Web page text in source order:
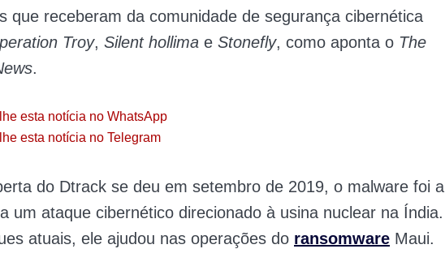
que receberam da comunidade de segurança cibernética
Troy, Silent hollima e Stonefly, como aponta o The
.
esta notícia no WhatsApp
esta notícia no Telegram
do Dtrack se deu em setembro de 2019, o malware foi a
um ataque cibernético direcionado à usina nuclear na Índia.
atuais, ele ajudou nas operações do ransomware Maui.